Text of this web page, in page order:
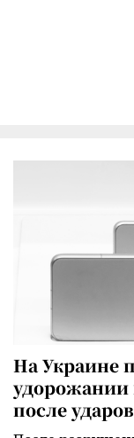
На Украине
удорожании
после